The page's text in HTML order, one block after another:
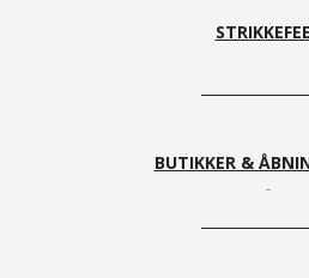
BUTIKKER &